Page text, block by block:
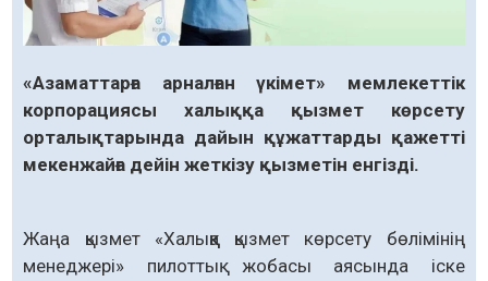
«Азаматтарға арналған үкімет» мемлекеттік
корпорациясы халыққа қызмет көрсету
орталықтарында дайын құжаттарды қажетті
мекенжайға дейін жеткізу қызметін енгізді.
Жаңа қызмет «Халыққа қызмет көрсету бөлімінің
менеджері» пилоттық жобасы аясында іске